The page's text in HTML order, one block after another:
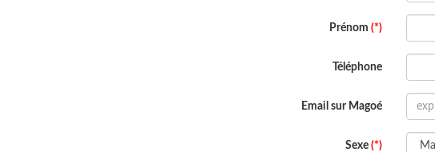
Prénom (*)
Téléphone
Email sur Magoé
Sexe (*)